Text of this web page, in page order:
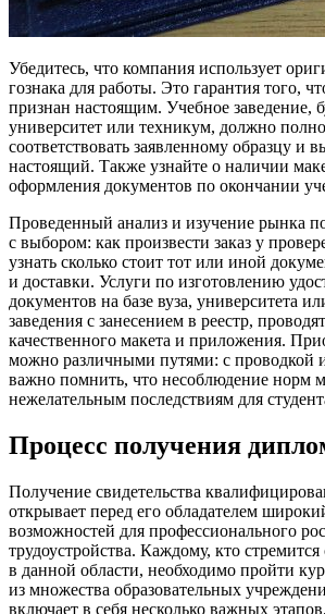
Убедитесь, что компания использует
гознака для работы. Это гарантия того,
признан настоящим. Учебное заведение,
университет или техникум, должно
соответствовать заявленному образцу и
настоящий. Также узнайте о наличии
оформления документов по окончании
Проведенный анализ и изучение рынка
с выбором: как произвести заказ у
узнать сколько стоит тот или иной
и доставки. Услуги по изготовлению
документов на базе вуза, университета
заведения с занесением в реестр,
качественного макета и приложения.
можно различными путями: с проводкой
важно помнить, что несоблюдение норм
нежелательным последствиям для
Процесс получения
Получение свидетельства
открывает перед его обладателем
возможностей для профессионального
трудоустройства. Каждому, кто
в данной области, необходимо пройти
из множества образовательных
включает в себя несколько важных